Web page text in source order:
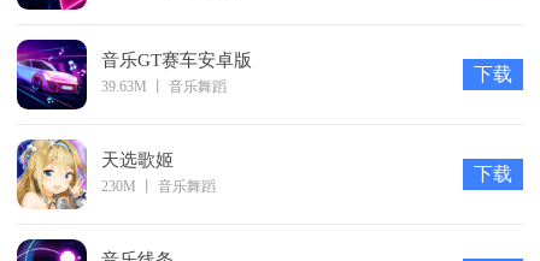
音乐GT赛车安卓版
39.63M 音乐舞蹈
下载
天选歌姬
230M 音乐舞蹈
下载